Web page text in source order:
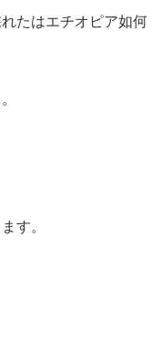
たはエチオピア如何
す。